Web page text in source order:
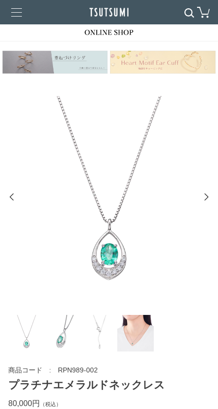
商品コード RPN989-002
プラチナエメラルドネックレス
80,000円 （税込）